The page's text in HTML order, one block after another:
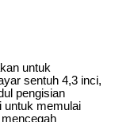
untuk
sentuh 4,3 inci,
pengisian
untuk memulai